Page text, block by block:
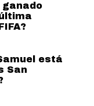
ganado
está
San